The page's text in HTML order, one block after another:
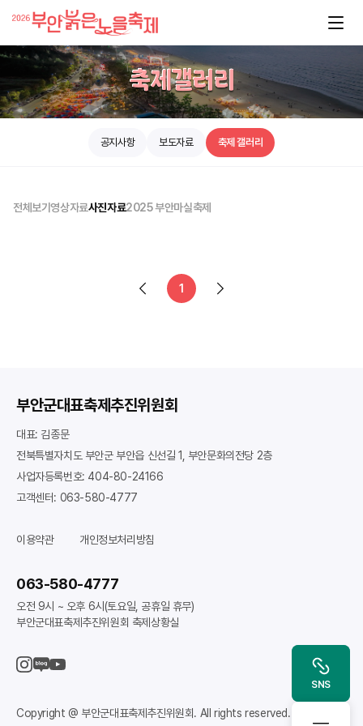
공지사항 보도자료 축제 갤러리
전체보기영상자료사진자료2025 부안마실축제
1
부안군대표축제추진위원회
대표: 김종문
전북특별자치도 부안군 부안읍 신선길 1, 부안문화의전당 2층
사업자등록번호: 404-80-24166
고객센터: 063-580-4777
이용약관 개인정보처리방침
063-580-4777
오전 9시 ~ 오후 6시(토요일, 공휴일 휴무)
부안군대표축제추진위원회 축제상황실
Copyright @ 부안군대표축제추진위원회. All rights reserved.
인스타
SNS